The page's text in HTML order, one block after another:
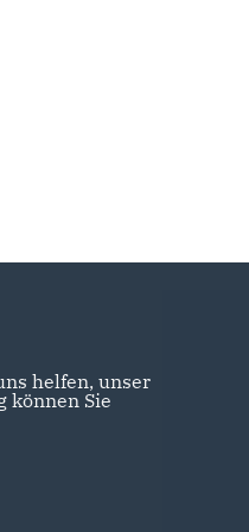
helfen, unser
können Sie